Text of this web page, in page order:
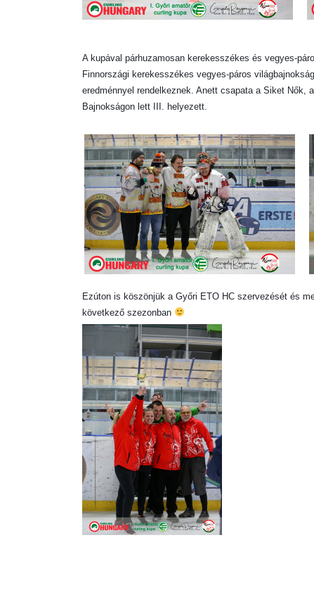
A kupával párhuzamosan kerekesszékes és vegyes-
Finnországi kerekesszékes vegyes-páros
eredménnyel rendelkeznek. Anett csapata a Siket Nők,
Bajnokságon lett III. helyezett.
Ezúton is köszönjük a Győri ETO HC szervezését és
következő szezonban